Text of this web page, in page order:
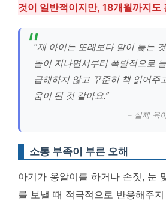
것이 일반적이지만, 18개월까지도
“제 아이는 또래보다 말이 늦는
돌이 지나면서부터 폭발적으로
급해하지 않고 꾸준히 책 읽어주
움이 된 것 같아요.”
– 실제 육
소통 부족이 부른 오해
아기가 옹알이를 하거나 손짓, 눈
를 보낼 때 적극적으로 반응해주